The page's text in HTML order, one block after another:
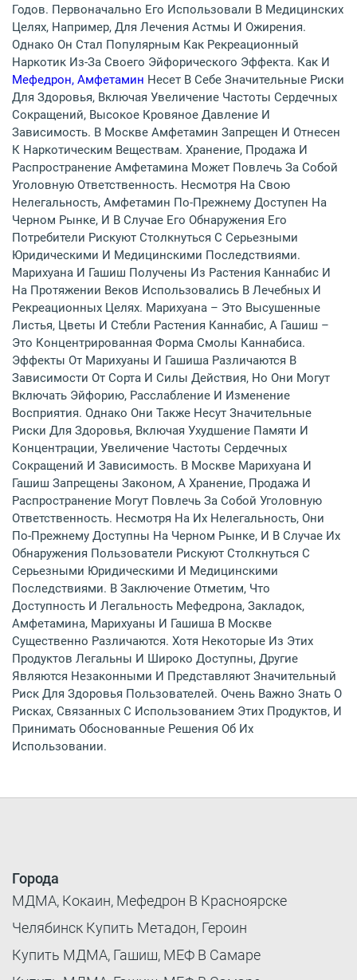
Годов. Первоначально Его Использовали В Медицинских
Целях, Например, Для Лечения Астмы И Ожирения.
Однако Он Стал Популярным Как Рекреационный
Наркотик Из-За Своего Эйфорического Эффекта. Как И
Мефедрон, Амфетамин Несет В Себе Значительные Риски
Для Здоровья, Включая Увеличение Частоты Сердечных
Сокращений, Высокое Кровяное Давление И
Зависимость. В Москве Амфетамин Запрещен И Отнесен
К Наркотическим Веществам. Хранение, Продажа И
Распространение Амфетамина Может Повлечь За Собой
Уголовную Ответственность. Несмотря На Свою
Нелегальность, Амфетамин По-Прежнему Доступен На
Черном Рынке, И В Случае Его Обнаружения Его
Потребители Рискуют Столкнуться С Серьезными
Юридическими И Медицинскими Последствиями.
Марихуана И Гашиш Получены Из Растения Каннабис И
На Протяжении Веков Использовались В Лечебных И
Рекреационных Целях. Марихуана – Это Высушенные
Листья, Цветы И Стебли Растения Каннабис, А Гашиш –
Это Концентрированная Форма Смолы Каннабиса.
Эффекты От Марихуаны И Гашиша Различаются В
Зависимости От Сорта И Силы Действия, Но Они Могут
Включать Эйфорию, Расслабление И Изменение
Восприятия. Однако Они Также Несут Значительные
Риски Для Здоровья, Включая Ухудшение Памяти И
Концентрации, Увеличение Частоты Сердечных
Сокращений И Зависимость. В Москве Марихуана И
Гашиш Запрещены Законом, А Хранение, Продажа И
Распространение Могут Повлечь За Собой Уголовную
Ответственность. Несмотря На Их Нелегальность, Они
По-Прежнему Доступны На Черном Рынке, И В Случае Их
Обнаружения Пользователи Рискуют Столкнуться С
Серьезными Юридическими И Медицинскими
Последствиями. В Заключение Отметим, Что
Доступность И Легальность Мефедрона, Закладок,
Амфетамина, Марихуаны И Гашиша В Москве
Существенно Различаются. Хотя Некоторые Из Этих
Продуктов Легальны И Широко Доступны, Другие
Являются Незаконными И Представляют Значительный
Риск Для Здоровья Пользователей. Очень Важно Знать О
Рисках, Связанных С Использованием Этих Продуктов, И
Принимать Обоснованные Решения Об Их
Использовании.
Города
МДМА, Кокаин, Мефедрон В Красноярске
Челябинск Купить Метадон, Героин
Купить МДМА, Гашиш, МЕФ В Самаре